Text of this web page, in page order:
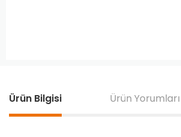
Ürün Bilgisi Ürün Yorumları